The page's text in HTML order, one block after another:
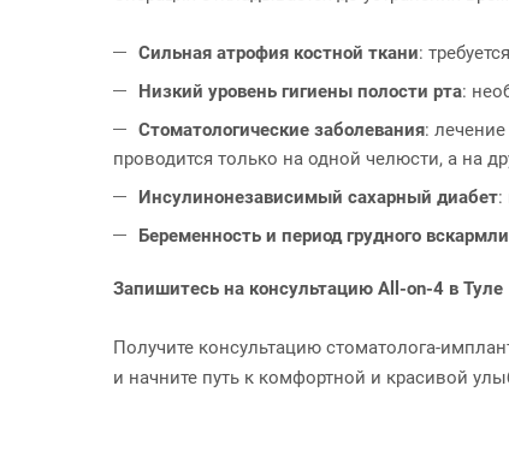
Сильная атрофия костной ткани:
Низкий уровень гигиены полости рта:
Стоматологические заболевания:
проводится только на одной челюсти, а на
Инсулинонезависимый сахарный диабет:
Беременность и период грудного
Запишитесь на консультацию All-on-4 в Туле
Получите консультацию стоматолога-
и начните путь к комфортной и красивой